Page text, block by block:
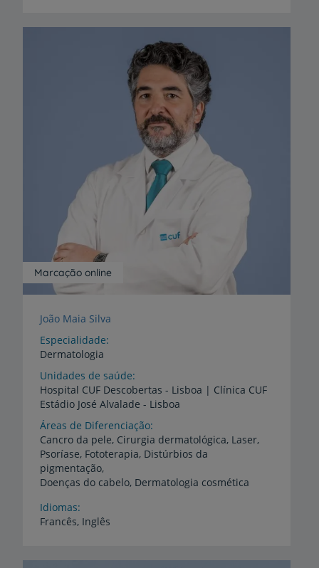
Marcação online
João Maia Silva
Especialidade
Dermatologia
Unidades de saúde
Hospital CUF Descobertas - Lisboa | Clínica CUF
Estádio José Alvalade - Lisboa
Áreas de Diferenciação
Cancro da pele, Cirurgia dermatológica, Laser,
Psoríase, Fototerapia, Distúrbios da
pigmentação,
Doenças do cabelo, Dermatologia cosmética
Idiomas
Francês, Inglês